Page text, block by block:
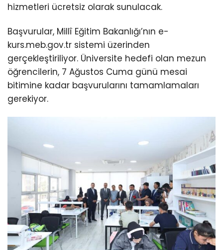
hizmetleri ücretsiz olarak sunulacak.
Başvurular, Millî Eğitim Bakanlığı’nın e-
kurs.meb.gov.tr sistemi üzerinden
gerçekleştiriliyor. Üniversite hedefi olan mezun
öğrencilerin, 7 Ağustos Cuma günü mesai
bitimine kadar başvurularını tamamlamaları
gerekiyor.